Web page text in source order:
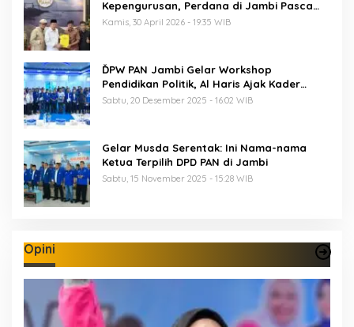
Kepengurusan, Perdana di Jambi Pasca
Musda
Kamis, 30 April 2026 - 19:35 WIB
ĎPW PAN Jambi Gelar Workshop
Pendidikan Politik, Al Haris Ajak Kader
Perkuat Soliditas Jelang Pemilu 2029
Sabtu, 20 Desember 2025 - 16:02 WIB
Gelar Musda Serentak: Ini Nama-nama
Ketua Terpilih DPD PAN di Jambi
Sabtu, 15 November 2025 - 15:28 WIB
Opini